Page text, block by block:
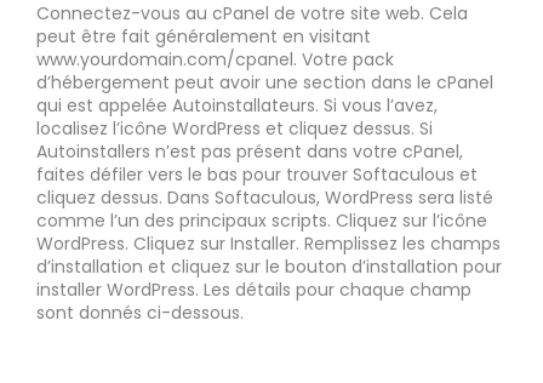
Connectez-vous au cPanel de votre site web. Cela
peut être fait généralement en visitant
www.yourdomain.com/cpanel. Votre pack
d’hébergement peut avoir une section dans le cPanel
qui est appelée Autoinstallateurs. Si vous l’avez,
localisez l’icône WordPress et cliquez dessus. Si
Autoinstallers n’est pas présent dans votre cPanel,
faites défiler vers le bas pour trouver Softaculous et
cliquez dessus. Dans Softaculous, WordPress sera listé
comme l’un des principaux scripts. Cliquez sur l’icône
WordPress. Cliquez sur Installer. Remplissez les champs
d’installation et cliquez sur le bouton d’installation pour
installer WordPress. Les détails pour chaque champ
sont donnés ci-dessous.